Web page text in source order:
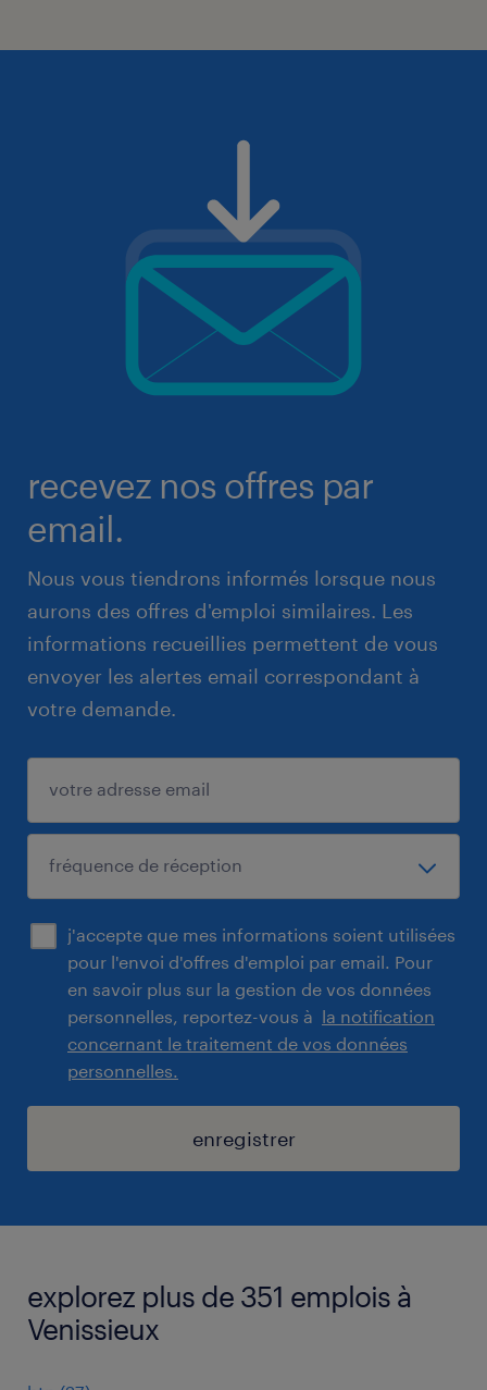
recevez nos offres par
email.
Nous vous tiendrons informés lorsque nous
aurons des offres d'emploi similaires. Les
informations recueillies permettent de vous
envoyer les alertes email correspondant à
votre demande.
j'accepte que mes informations soient utilisées
pour l'envoi d'offres d'emploi par email. Pour
en savoir plus sur la gestion de vos données
personnelles, reportez-vous à la notification
concernant le traitement de vos données
personnelles.
enregistrer
explorez plus de 351 emplois à
Venissieux